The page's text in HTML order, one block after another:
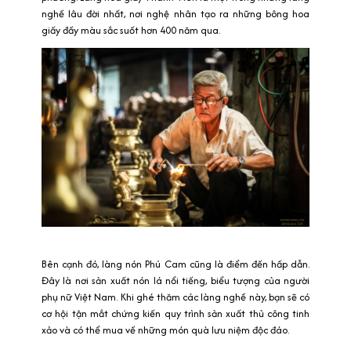
nghề lâu đời nhất, nơi nghệ nhân tạo ra những bông hoa
giấy đầy màu sắc suốt hơn 400 năm qua.
Bên cạnh đó, làng nón Phú Cam cũng là điểm đến hấp dẫn.
Đây là nơi sản xuất nón lá nổi tiếng, biểu tượng của người
phụ nữ Việt Nam. Khi ghé thăm các làng nghề này, bạn sẽ có
cơ hội tận mắt chứng kiến quy trình sản xuất thủ công tinh
xảo và có thể mua về những món quà lưu niệm độc đáo.